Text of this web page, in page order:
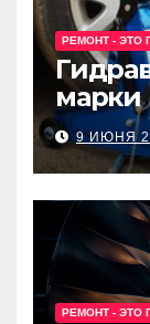
РЕМОНТ - ЭТО
марки
9 ИЮНЯ
РЕМОНТ - ЭТО